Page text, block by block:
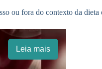
ou fora do contexto da
Leia mais